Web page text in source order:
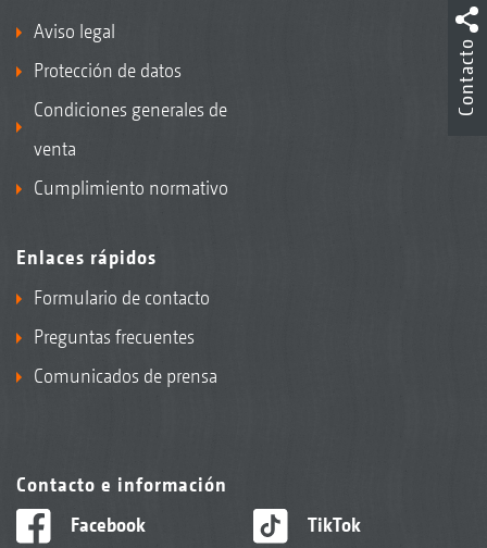
Aviso legal
Protección de datos
Condiciones generales de
venta
Cumplimiento normativo
Enlaces rápidos
Formulario de contacto
Preguntas frecuentes
Comunicados de prensa
Contacto e información
Facebook
TikTok
Contacto